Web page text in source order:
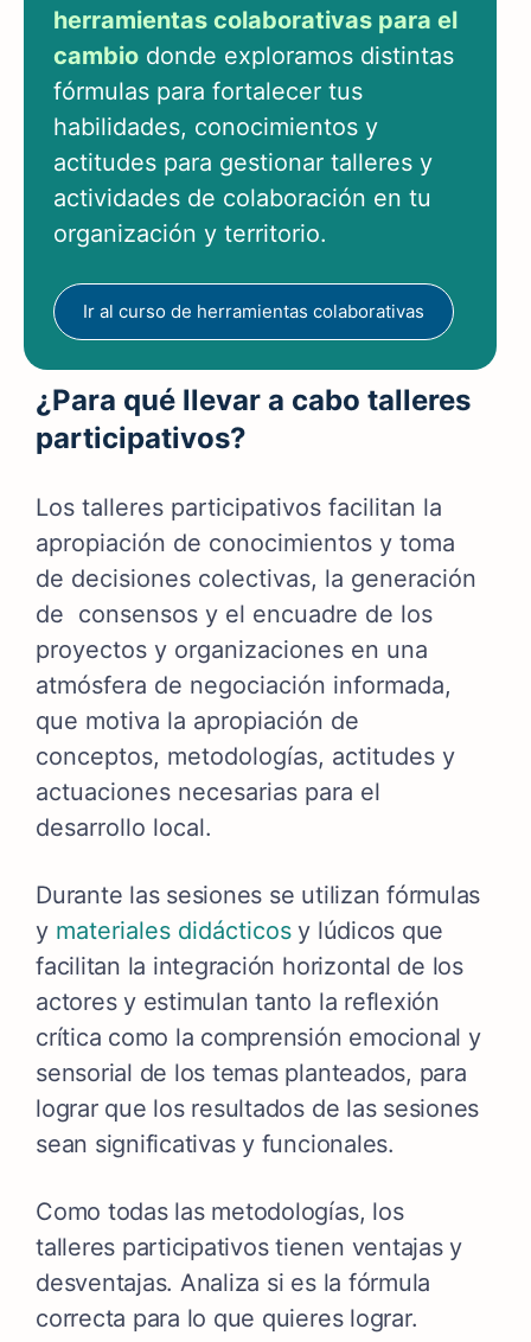
herramientas colaborativas para el
cambio donde exploramos distintas
fórmulas para fortalecer tus
habilidades, conocimientos y
actitudes para gestionar talleres y
actividades de colaboración en tu
organización y territorio.
Ir al curso de herramientas colaborativas
¿Para qué llevar a cabo talleres
participativos?
Los talleres participativos facilitan la
apropiación de conocimientos y toma
de decisiones colectivas, la generación
de consensos y el encuadre de los
proyectos y organizaciones en una
atmósfera de negociación informada,
que motiva la apropiación de
conceptos, metodologías, actitudes y
actuaciones necesarias para el
desarrollo local.
Durante las sesiones se utilizan fórmulas
y materiales didácticosy lúdicos que
facilitan la integración horizontal de los
actores y estimulan tanto la reflexión
crítica como la comprensión emocional y
sensorial de los temas planteados, para
lograr que los resultados de las sesiones
sean significativas y funcionales.
Como todas las metodologías, los
talleres participativos tienen ventajas y
desventajas. Analiza si es la fórmula
correcta para lo que quieres lograr.